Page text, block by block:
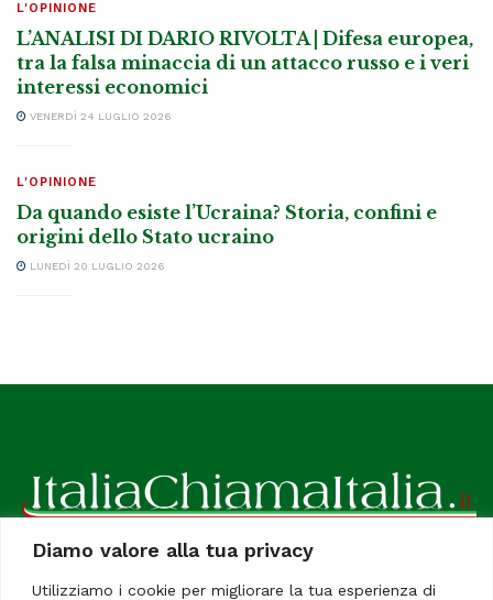
Diamo valore alla tua privacy
Utilizziamo i cookie per migliorare la tua esperienza di
L'OPINIONE
L’ANALISI DI DARIO RIVOLTA | Difesa europea,
tra la falsa minaccia di un attacco russo e i veri
interessi economici
VENERDÌ 24 LUGLIO 2026
L'OPINIONE
Da quando esiste l’Ucraina? Storia, confini e
origini dello Stato ucraino
LUNEDÌ 20 LUGLIO 2026
ItaliaChiamaItalia, il TUO quotidiano online preferito.